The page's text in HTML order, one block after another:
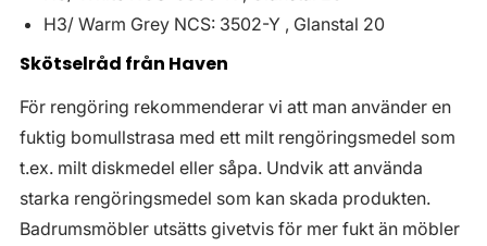
H3/ Warm Grey NCS: 3502-Y , Glanstal 20
Skötselråd från Haven
För rengöring rekommenderar vi att man använder en
fuktig bomullstrasa med ett milt rengöringsmedel som
t.ex. milt diskmedel eller såpa. Undvik att använda
starka rengöringsmedel som kan skada produkten.
Badrumsmöbler utsätts givetvis för mer fukt än möbler